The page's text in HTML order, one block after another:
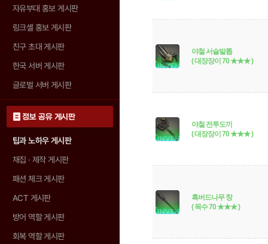
자유부대 홍보 게시판
링크셸 홍보 게시판
친구 초대 게시판
한국 서버 게시판
글로벌 서버 게시판
정보 공유 게시판
팁과 노하우 게시판
채집 · 제작 게시판
패션 체크 게시판
ACT 게시판
방어 역할 게시판
회복 역할 게시판
야철 서슬발톱
( 대장장이 70 ★★★ )
야철 전투도끼
( 대장장이 70 ★★★ )
흑버드나무 창
( 목수 70 ★★★ )